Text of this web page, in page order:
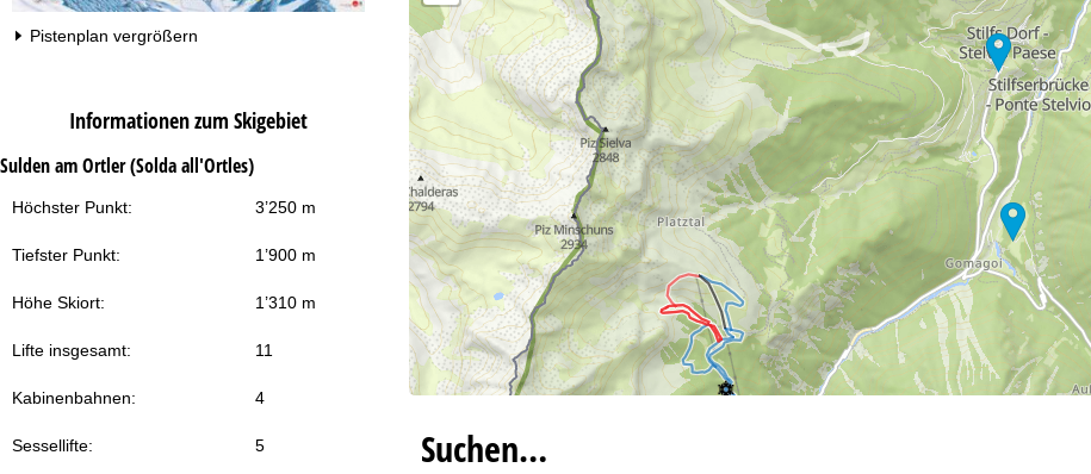
Pistenplan vergrößern
Informationen zum Skigebiet
Sulden am Ortler (Solda all'Ortles)
Höchster Punkt: 3’250 m
Tiefster Punkt: 1’900 m
Höhe Skiort: 1’310 m
Lifte insgesamt: 11
Kabinenbahnen: 4
Sessellifte: 5 Suchen…